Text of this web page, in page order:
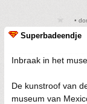
•
Superbadeendje
Inbraak in het
De kunstroof van
museum van